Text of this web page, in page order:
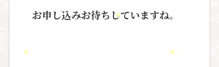
お申し込みお待ちしていますね。